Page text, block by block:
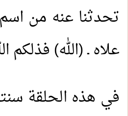
تحدثنا عنه من
علاه ـ (الله) فذلكم
في هذه الحلقة